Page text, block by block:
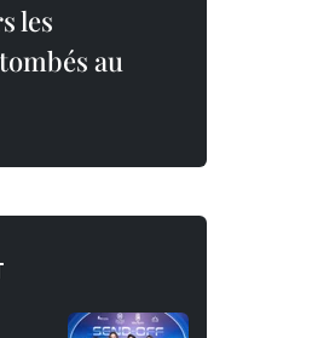
les
au